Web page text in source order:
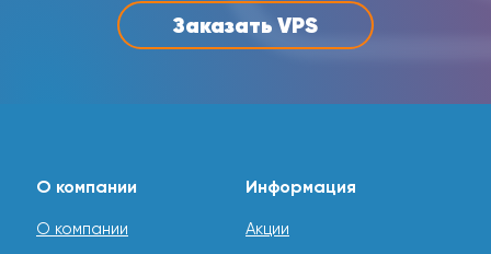
Заказать VPS
О компании
О компании
Информация
Акции